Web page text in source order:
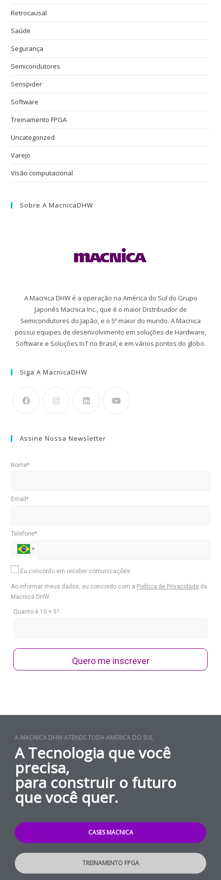
Retrocausal
Saúde
Segurança
Semicondutores
Senspider
Software
Treinamento FPGA
Uncategorized
Varejo
Visão computacional
Sobre A MacnicaDHW
A Macnica DHW é a operação na América do Sul do Grupo
Japonês Macnica Inc., que é o maior Distribuidor de
Semicondutores do Japão, e o 5º maior do mundo. A Macnica
possui equipes de desenvolvimento em soluções de Hardware,
Software e Soluções IoT no Brasil, e em vários pontos do globo.
Siga A MacnicaDHW
Assine Nossa Newsletter
Nome*
Email*
Telefone*
Eu concordo em receber comunicações.
Ao informar meus dados, eu concordo com a Política de Privacidade da
Macnica DHW.
Quanto é 10 + 5?
Quero me inscrever
A MACNICA DHW ATENDE TODA AMÉRICA DO SUL
A Tecnologia que você
precisa,
para construir o futuro
que você quer.
CASES MACNICA
TREINAMENTO FPGA